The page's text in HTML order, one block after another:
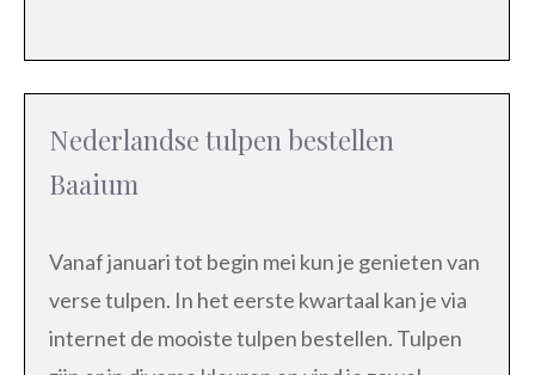
Nederlandse tulpen bestellen
Baaium
Vanaf januari tot begin mei kun je genieten van
verse tulpen. In het eerste kwartaal kan je via
internet de mooiste tulpen bestellen. Tulpen